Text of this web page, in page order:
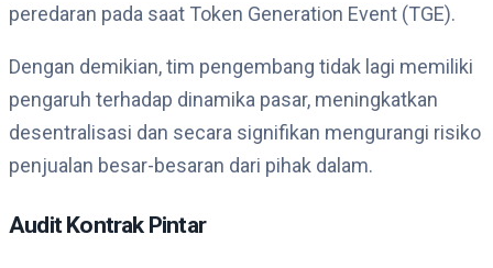
peredaran pada saat Token Generation Event (TGE).
Dengan demikian, tim pengembang tidak lagi memiliki
pengaruh terhadap dinamika pasar, meningkatkan
desentralisasi dan secara signifikan mengurangi risiko
penjualan besar-besaran dari pihak dalam.
Audit Kontrak Pintar